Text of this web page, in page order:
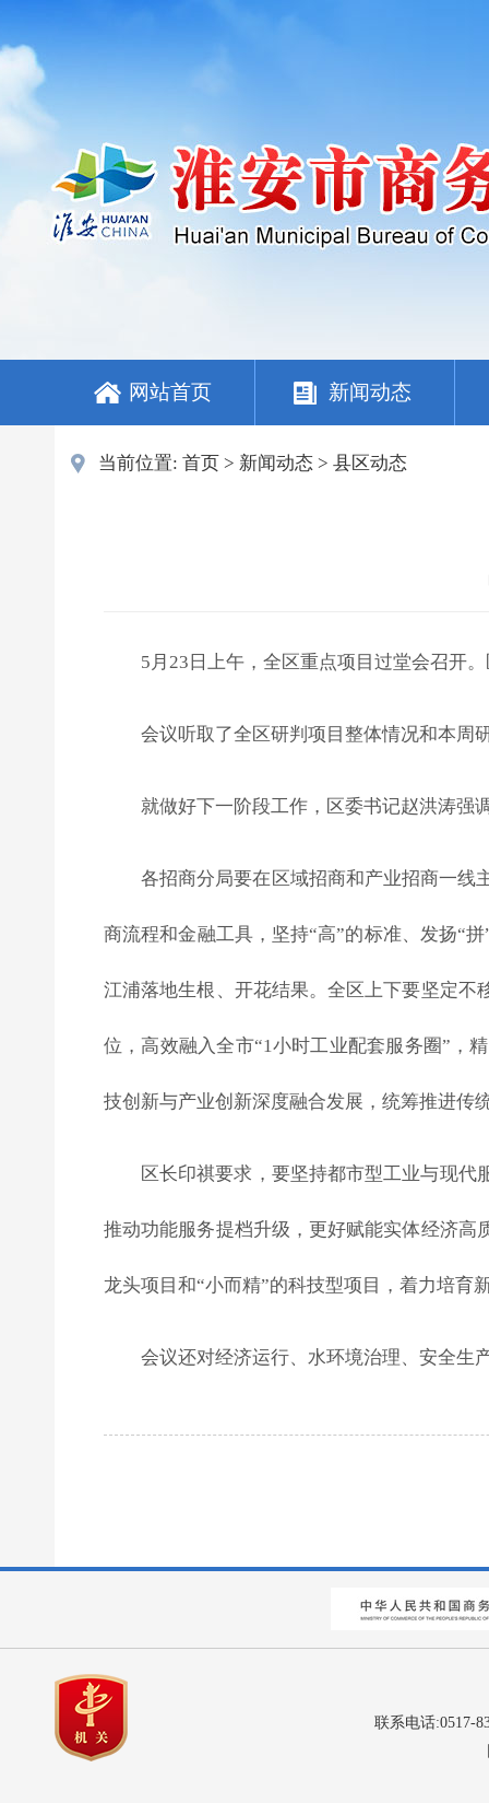
网站首页 新闻动态
当前位置: 首页 > 新闻动态 > 县区动态
5月23日上午，全区重点项目过堂会召开
会议听取了全区研判项目整体情况和本周
就做好下一阶段工作，区委书记赵洪涛
各招商分局要在区域招商和产业招商一线
商流程和金融工具，坚持“高”的标准、发扬“
江浦落地生根、开花结果。全区上下要坚定不
位，高效融入全市“1小时工业配套服务圈”，
技创新与产业创新深度融合发展，统筹推进传
区长印祺要求，要坚持都市型工业与现代
推动功能服务提档升级，更好赋能实体经济高
龙头项目和“小而精”的科技型项目，着力培育
会议还对经济运行、水环境治理、安全生
联系电话:0517-